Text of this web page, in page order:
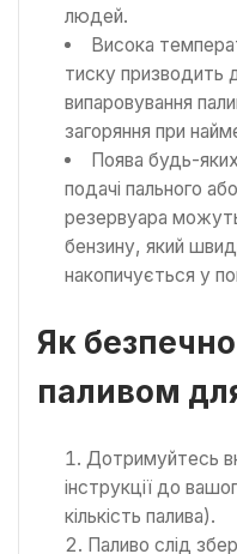
людей.
Висока
тиску призводить
випаровування
загоряння при
Поява будь-
подачі пального
резервуара
бензину, який
накопичується у
Як
паливом
Дотримуйтесь
інструкції до
кількість палива).
Паливо слід